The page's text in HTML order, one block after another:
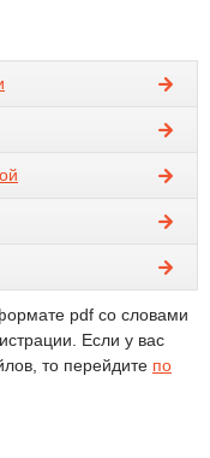
pdf со словами
Если у вас
то перейдите по